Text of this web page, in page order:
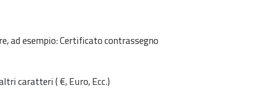
ad esempio: Certificato contrassegno
caratteri ( €, Euro, Ecc.)